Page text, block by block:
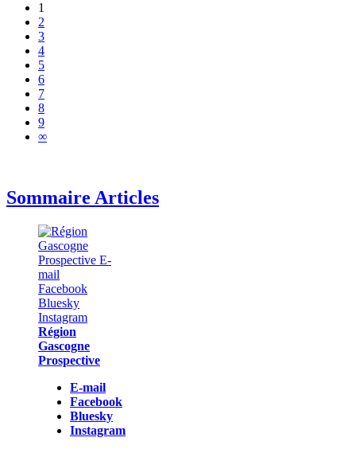
1
2
3
4
5
6
7
8
9
∞
Sommaire Articles
Région
Gascogne
Prospective
E-mail
Facebook
Bluesky
Instagram